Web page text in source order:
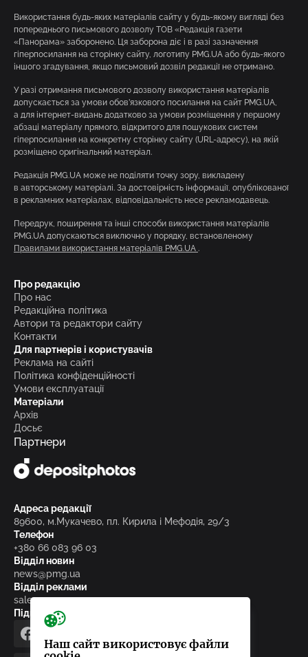
Використання будь-яких матеріалів сайту у будь-якому вигляді без
попереднього письмового дозволу ТОВ «Редакція газети
«Панорама» заборонено. Ця заборона діє і в разі зазначення
гіперпосилання на сторінку сайту, логотипу PMG.UA або будь-якого
іншого згадування, якщо письмовий дозвіл редакції не отримано.
У разі отримання письмового дозволу використання матеріалів
допускається за умови обов’язкового посилання на сайт PMG.UA,
а для інтернет-видань додатково за умови розміщення у першому
абзаці матеріалу прямого, відкритого для пошукових систем
гіперпосилання на конкретну сторінку сайту (URL-адресу), на якій
розміщено оригінальний матеріал.
Редакція PMG.UA може не поділяти точку зору, викладену
в авторському матеріалі. За достовірність інформації, опублікованої
в рекламних матеріалах, відповідальність несе рекламодавець.
Передрук, поширення та інші способи використання матеріалів
PMG.UA допускаються виключно у порядку, встановленому
Правилами використання матеріалів PMG.UA .
Про редакцію
Про нас
Редакційна політика
Автори та редактори сайту
Контакти
Для партнерів і користувачів
Реклама на сайті
Політика конфіденційності
Умови експлуатації
Матеріали
Архів
Досьє
Партнери
Адреса редакції
89600, м.Мукачево, пл. Кирила і Мефодія, 29/3
Телефон
+380 66 083 96 03
Відділ новин
news@pmg.ua
Відділ реклами
sales@pmg.ua
Підписуйтесь на нас у соціальних мережах
facebooktelegram
Наш сайт використовує файли